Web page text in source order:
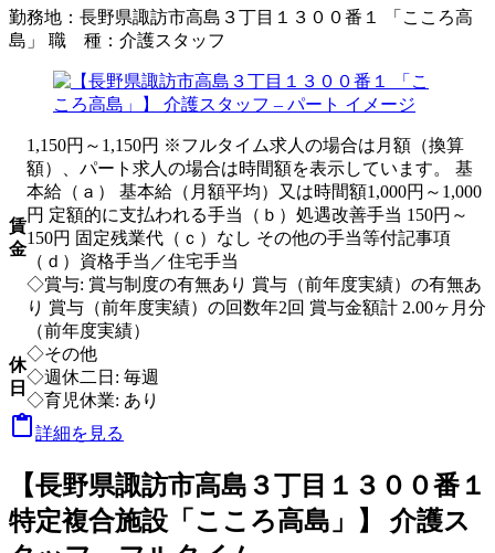
勤務地： 長野県諏訪市高島３丁目１３００番１ 「こころ高
島」 職 種： 介護スタッフ
賃
金
1,150円～1,150円 ※フルタイム求人の場合は月額（換算
額）、パート求人の場合は時間額を表示しています。 基
本給（ａ） 基本給（月額平均）又は時間額1,000円～1,000
円 定額的に支払われる手当（ｂ）処遇改善手当 150円～
150円 固定残業代（ｃ）なし その他の手当等付記事項
（ｄ）資格手当／住宅手当
◇賞与: 賞与制度の有無あり 賞与（前年度実績）の有無あ
り 賞与（前年度実績）の回数年2回 賞与金額計 2.00ヶ月分
（前年度実績）
休
日
◇その他
◇週休二日: 毎週
◇育児休業: あり
詳細を見る
【長野県諏訪市高島３丁目１３００番１
特定複合施設「こころ高島」】 介護ス